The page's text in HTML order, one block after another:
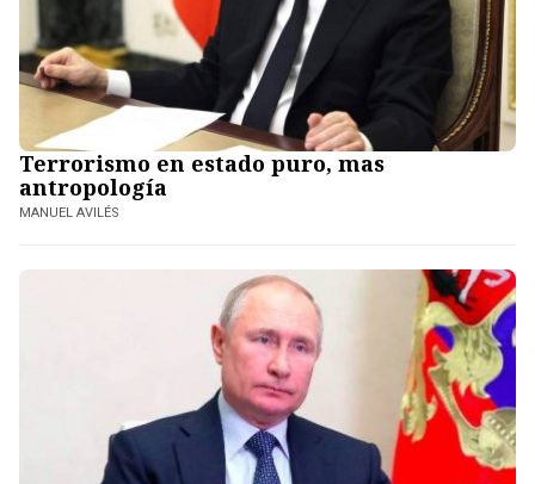
Terrorismo en estado puro, mas
antropología
MANUEL AVILÉS